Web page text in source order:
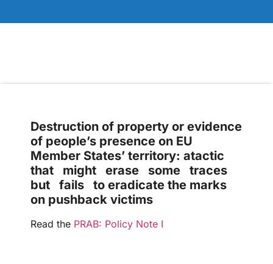
Destruction of property or evidence
of people’s presence on EU
Member States’ territory: atactic
that might erase some traces
but fails to eradicate the marks
on pushback victims
Read the PRAB: Policy Note I